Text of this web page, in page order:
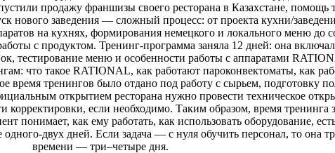
продажу франшизы своего ресторана в Казахстане, помощь
нового заведения — сложный процесс: от проекта кухни/
на кухнях, формирования немецкого и локального меню до
с продуктом. Тренинг-программа заняла 12 дней: она
тестирование меню и особенности работы с аппаратами
что такое RATIONAL, как работают пароконвектоматы, как
время тренингов было отдано под работу с сырьем, подготовку
открытием ресторана нужно провести техническое
корректировки, если необходимо. Таким образом, время тренинга
понимает, как ему работать, как использовать оборудование,
двух дней. Если задача — с нуля обучить персонал, то она
времени — три–четыре дня.